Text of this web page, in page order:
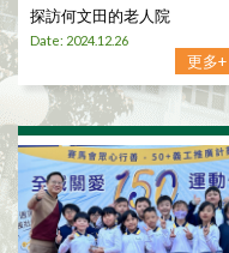
探訪何文田的老人院
Date: 2024.12.26
更多+